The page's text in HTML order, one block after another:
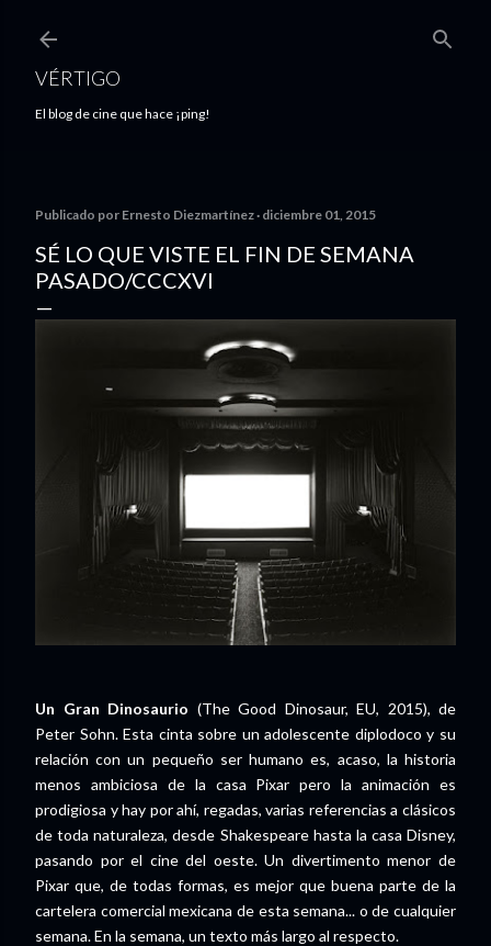
VÉRTIGO
El blog de cine que hace ¡ping!
Publicado por Ernesto Diezmartínez diciembre 01, 2015
SÉ LO QUE VISTE EL FIN DE SEMANA
PASADO/CCCXVI
Un Gran Dinosaurio (The Good Dinosaur, EU, 2015), de
Peter Sohn. Esta cinta sobre un adolescente diplodoco y su
relación con un pequeño ser humano es, acaso, la historia
menos ambiciosa de la casa Pixar pero la animación es
prodigiosa y hay por ahí, regadas, varias referencias a clásicos
de toda naturaleza, desde Shakespeare hasta la casa Disney,
pasando por el cine del oeste. Un divertimento menor de
Pixar que, de todas formas, es mejor que buena parte de la
cartelera comercial mexicana de esta semana... o de cualquier
semana. En la semana, un texto más largo al respecto.